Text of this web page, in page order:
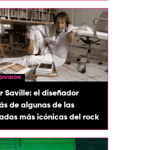
Saville: el diseñador
de algunas de las
más icónicas del rock